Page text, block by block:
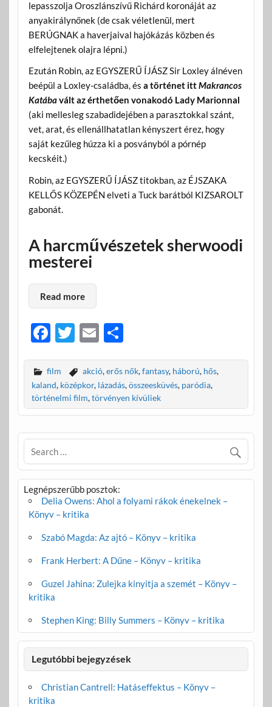
lepasszolja Oroszlánszívű Richárd koronáját az
anyakirálynőnek (de csak véletlenül, mert
BERÚGNAK a haverjaival hajókázás közben és
elfelejtenek olajra lépni.)
Ezután Robin, az EGYSZERŰ ÍJÁSZ Sir Loxley álnéven
beépül a Loxley-családba, és a történet ittMakrancos
Katábavált az érthetően vonakodó Lady Marionnal
(aki mellesleg szabadidejében a parasztokkal szánt,
vet, arat, és ellenállhatatlan kényszert érez, hogy
saját kezűleg húzza ki a posványból a pórnép
kecskéit.)
Robin, az EGYSZERŰ ÍJÁSZ titokban, az ÉJSZAKA
KELLŐS KÖZEPÉN elveti a Tuck barátból KIZSAROLT
gabonát.
A harcművészetek sherwoodi
mesterei
Read more
F
e
b
o
o
k
T
itt
er
E
ail
O
za
m
e
g
film akció,erős nők,fantasy, háború, hős,
kaland, középkor, lázadás,összeesküvés, paródia,
történelmi film,törvényen kívüliek
Legnépszerűbb posztok:
Delia Owens: Ahol a folyami rákok énekelnek –
Könyv – kritika
Szabó Magda: Az ajtó – Könyv – kritika
Frank Herbert: A Dűne – Könyv – kritika
Guzel Jahina: Zulejka kinyitja a szemét – Könyv –
kritika
Stephen King: Billy Summers – Könyv – kritika
Legutóbbi bejegyzések
Christian Cantrell: Hatáseffektus – Könyv –
kritika